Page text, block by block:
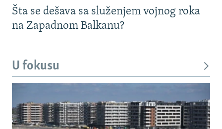
Šta se dešava sa služenjem vojnog roka
na Zapadnom Balkanu?
U fokusu